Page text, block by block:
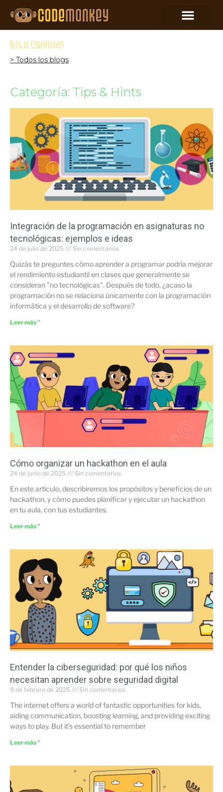
Blog de CodeMonkey
> Todos los blogs
Categoría: Tips & Hints
Integración de la programación en asignaturas no
tecnológicas: ejemplos e ideas
24 de julio de 2025 Sin comentarios
Quizás te preguntes cómo aprender a programar podría mejorar
el rendimiento estudiantil en clases que generalmente se
consideran "no tecnológicas". Después de todo, ¿acaso la
programación no se relaciona únicamente con la programación
informática y el desarrollo de software?
Leer más "
Cómo organizar un hackathon en el aula
24 de junio de 2025 Sin comentarios
En este artículo, describiremos los propósitos y beneficios de un
hackathon, y cómo puedes planificar y ejecutar un hackathon
en tu aula, con tus estudiantes.
Leer más "
Entender la ciberseguridad: por qué los niños
necesitan aprender sobre seguridad digital
9 de febrero de 2025 Sin comentarios
The internet offers a world of fantastic opportunities for kids,
aiding communication, boosting learning, and providing exciting
ways to play. But it’s essential to remember
Leer más "